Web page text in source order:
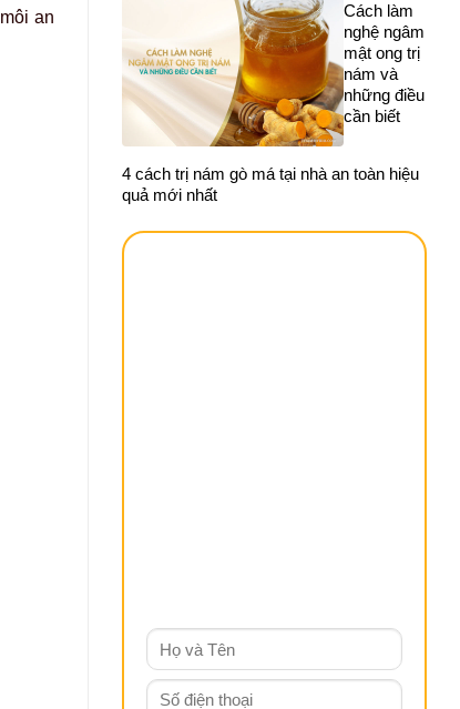
an
Cách làm
nghệ ngâm
mật ong trị
nám và
những điều
cần biết
4 cách trị nám gò má tại nhà an toàn hiệu
quả mới nhất